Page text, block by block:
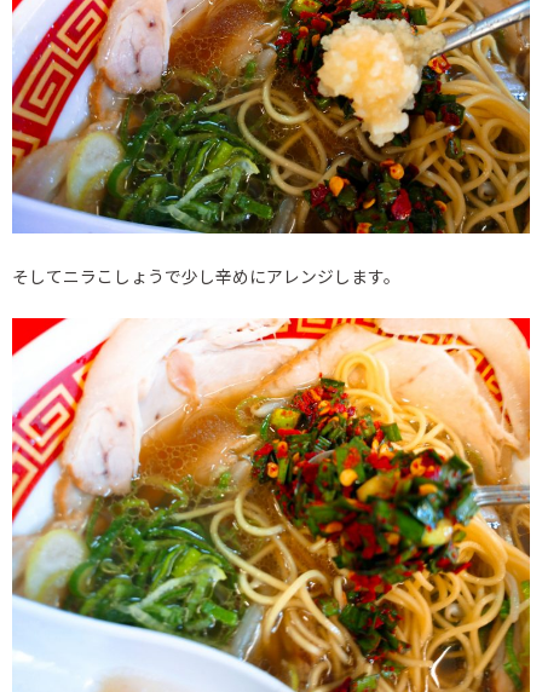
そしてニラこしょうで少し辛めにアレンジします。